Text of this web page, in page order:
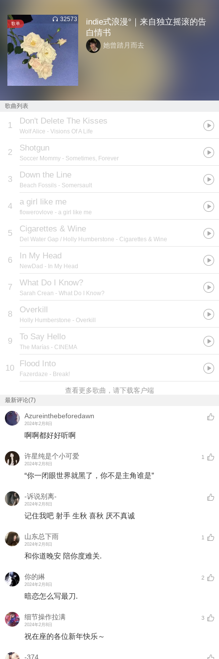
歌单
32573
indie式浪漫°｜来自独立摇滚的告
白情书
她曾踏月而去
歌曲列表
1 Don't Delete The Kisses
Wolf Alice - Visions Of A Life
2 Shotgun
Soccer Mommy - Sometimes, Forever
3 Down the Line
Beach Fossils - Somersault
4 a girl like me
flowerovlove - a girl like me
5 Cigarettes & Wine
Del Water Gap / Holly Humberstone - Cigarettes & Wine
6 In My Head
NewDad - In My Head
7 What Do I Know?
Sarah Crean - What Do I Know?
8 Overkill
Holly Humberstone - Overkill
9 To Say Hello
The Marías - CINEMA
10 Flood Into
Fazerdaze - Break!
查看更多歌曲，请下载客户端
最新评论(7)
Azureinthebeforedawn
2024年2月8日
啊啊都好好听啊
许星纯是个小可爱
2024年2月8日
1
“你一闭眼世界就黑了，你不是主角谁是”
-诉说别离-
2024年2月8日
记住我吧 射手 生秋 喜秋 厌不真诚
山东总下雨
2024年2月8日
1
和你道晚安 陪你度难关.
你的綝
2024年2月8日
2
暗恋怎么写最刀.
细节操作拉满
2024年2月8日
3
祝在座的各位新年快乐～
-374_